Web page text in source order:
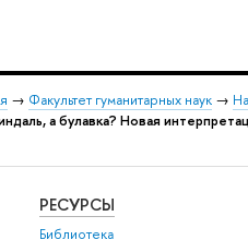
→ Факультет гуманитарных наук →
а булавка? Новая
РЕСУРСЫ
Библиотека